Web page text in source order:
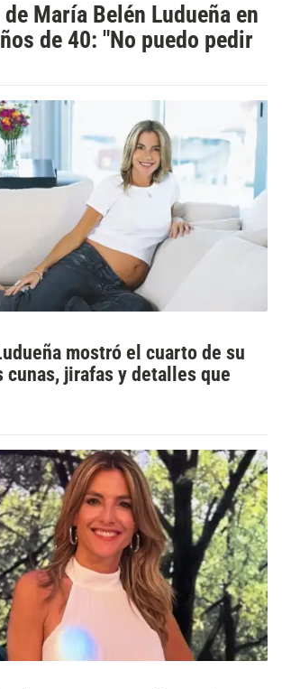
María Belén Ludueña en
de 40: "No puedo pedir
mostró el cuarto de su
cunas, jirafas y detalles que